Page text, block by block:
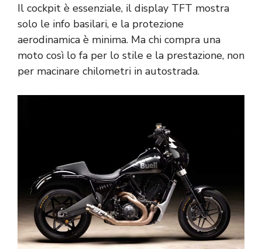
Il cockpit è essenziale, il display TFT mostra
solo le info basilari, e la protezione
aerodinamica è minima. Ma chi compra una
moto così lo fa per lo stile e la prestazione, non
per macinare chilometri in autostrada.